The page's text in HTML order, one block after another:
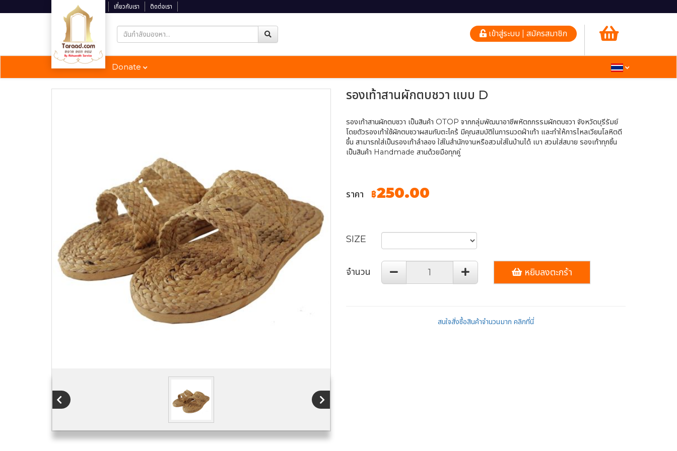
ติดตามสถานะจัดส่ง เกี่ยวกับเรา ติดต่อเรา
เข้าสู่ระบบ | สมัครสมาชิก
Donate
รองเท้าสานผักตบชวา แบบ D
รองเท้าสานผักตบชวา เป็นสินค้า OTOP จากกลุ่มพัฒนาอาชีพหัตถกรรมผักตบชวา จังหวัดบุรีรัมย์
โดยตัวรองเท้าใช้ผักตบชวาผสมกับตะไคร้ มีคุณสมบัติในการนวดฝ่าเท้า และทำให้การไหลเวียนโลหิตดี
ขึ้น สามารถใส่เป็นรองเท้าลำลอง ใส่ในสำนักงานหรือสวมใส่ในบ้านได้ เบา สวมใส่สบาย รองเท้าทุกชิ้น
เป็นสินค้า Handmade สานด้วยมือทุกคู่
ราคา ฿250.00
SIZE
จำนวน หยิบลงตะกร้า
สนใจสั่งซื้อสินค้าจำนวนมาก คลิกที่นี่